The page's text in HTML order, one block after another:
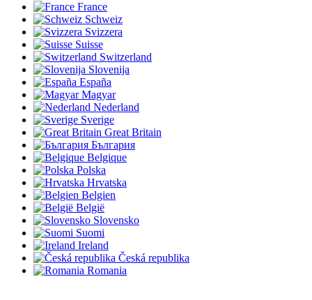
France
Schweiz
Svizzera
Suisse
Switzerland
Slovenija
España
Magyar
Nederland
Sverige
Great Britain
България
Belgique
Polska
Hrvatska
Belgien
België
Slovensko
Suomi
Ireland
Česká republika
Romania